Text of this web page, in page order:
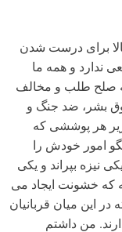
برای درست شدن
ندارد و همه ما
صلح طلب و مخالف
بشر، ضد جنگ و
هر پوششی که
امور خودش را
نیزه بپراند و یکی
که خشونت ایجاد می
در این میان قربانیان
من داشتم